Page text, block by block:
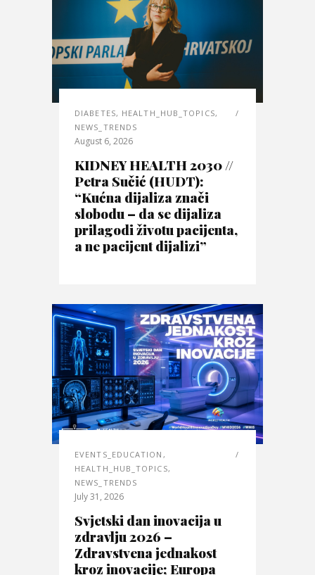
DIABETES, HEALTH_HUB_TOPICS,
NEWS_TRENDS
August 6, 2026
KIDNEY HEALTH 2030 //
Petra Sučić (HUDT):
“Kućna dijaliza znači
slobodu – da se dijaliza
prilagodi životu pacijenta,
a ne pacijent dijalizi”
EVENTS_EDUCATION ,
HEALTH_HUB_TOPICS,
NEWS_TRENDS
July 31, 2026
Svjetski dan inovacija u
zdravlju 2026 –
Zdravstvena jednakost
kroz inovacije; Europa